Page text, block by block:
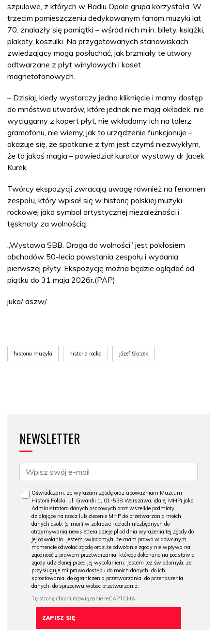
szpulowe, z których w Radiu Opole grupa korzystała. W
trzecim pomieszczeniu dedykowanym fanom muzyki lat
70. znalazły się pamiątki – wśród nich m.in. bilety, książki,
plakaty, koszulki. Na przygotowanych stanowiskach
zwiedzający mogą posłuchać, jak brzmiały te utwory
odtwarzane z płyt winylowych i kaset
magnetofonowych.
– Dzisiaj, kiedy wystarczy jedno kliknięcie i mamy dostęp
do mnóstwa utworów, które jednak nie mają okładek, nie
wyciągamy z kopert płyt, nie wkładamy ich na talerz
gramofonu, nie wiemy, jak to urządzenie funkcjonuje –
okazuje się, że spotkanie z tym jest czymś niezwykłym,
że to jakaś magia – powiedział kurator wystawy dr Jacek
Kurek.
Twórcy ekspozycji zwracają uwagę również na fenomen
zespołu, który wpisał się w historię polskiej muzyki
rockowej jako symbol artystycznej niezależności i
tęsknoty za wolnością.
„Wystawa SBB. Droga do wolności” jest pokłosiem
obchodów 50-lecia powstania zespołu i wydania
pierwszej płyty. Ekspozycję można będzie oglądać od
piątku do 31 maja 2026r.(PAP)
juka/ aszw/
historia muzyki historia rocka Józef Skrzek
NEWSLETTER
Oświadczam, że wyrażam zgodę oraz upoważniam Muzeum
Historii Polski, ul. Gwardii 1, 01-538 Warszawa, (dalej MHP) jako
Administratora danych osobowych oraz wszelkie podmioty
działające na rzecz lub zlecenie MHP do przetwarzania moich
danych osob. (e-mail) w zakresie i celach niezbędnych do
otrzymywania newslettera dzieje.pl od dnia wyrażenia tej zgody do
jej odwołania. Jestem świadomy/a, że mam prawo w dowolnym
momencie odwołać zgodę oraz że odwołanie zgody nie wpływa na
zgodność z prawem przetwarzania, którego dokonano na podstawie
zgody udzielonej przed jej wycofaniem. Jestem też świadomy/a, że
przysługuje mi prawo dostępu do moich danych, do ich
sprostowania, do ograniczenia przetwarzania, do przenoszenia
danych, do sprzeciwu wobec przetwarzania.